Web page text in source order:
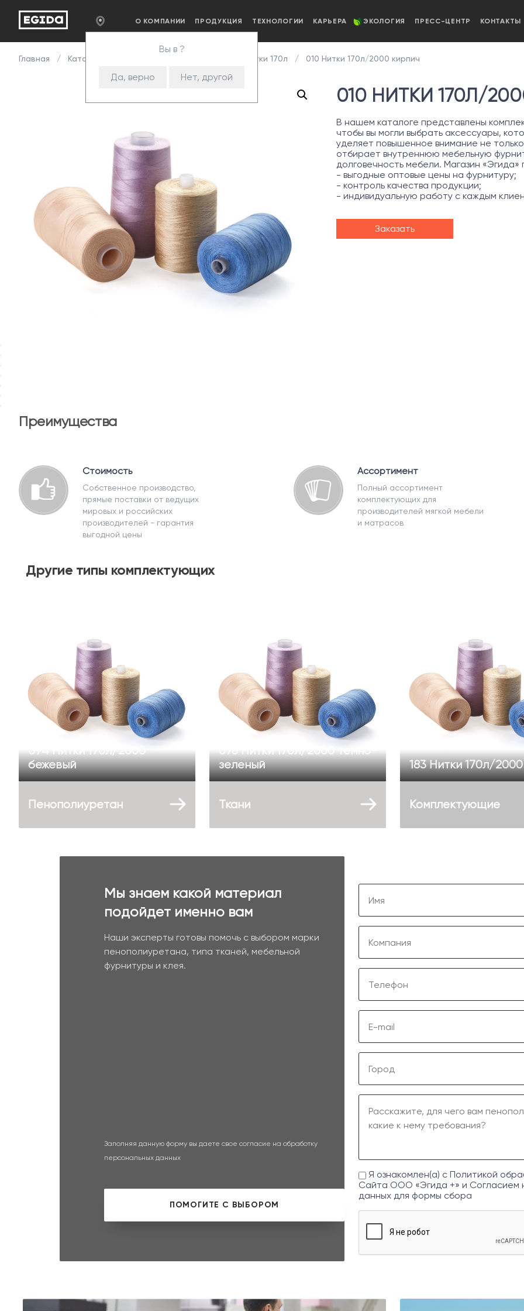
Вы в ?
Да, верно Нет, другой
О КОМПАНИИ ПРОДУКЦИЯ ТЕХНОЛОГИИ КАРЬЕРА ЭКОЛОГИЯ ПРЕСС-ЦЕНТР КОНТАКТЫ
Главная Каталог Нитки 170л 010 Нитки 170л/2000 кирпич
010 НИТКИ 170Л/
В нашем каталоге представлены
чтобы вы могли выбрать аксессуары,
уделяет повышенное внимание не
отбирает внутреннюю мебельную
долговечность мебели. Магазин «Эгида»
- выгодные оптовые цены на фурнитуру;
- контроль качества продукции;
- индивидуальную работу с каждым
Заказать
Преимущества
Стоимость
Собственное производство,
прямые поставки от ведущих
мировых и российских
производителей - гарантия
выгодной цены
Ассортимент
Полный ассортимент
комплектующих для
производителей мягкой мебели
и матрасов
Другие типы комплектующих
094 Нитки 170л/2000
бежевый
076 Нитки 170л/2000 темно-
зеленый
183 Нитки 170л/
Пенополиуретан Ткани Комплектующие
Мы знаем какой материал
подойдет именно вам
Наши эксперты готовы помочь с выбором марки
пенополиуретана, типа тканей, мебельной
фурнитуры и клея.
Заполняя данную форму вы даете свое согласие на обработку
персональных данных
Я ознакомлен(а) с Политикой
Сайта ООО «Эгида +» и Согласием
данных для формы сбора